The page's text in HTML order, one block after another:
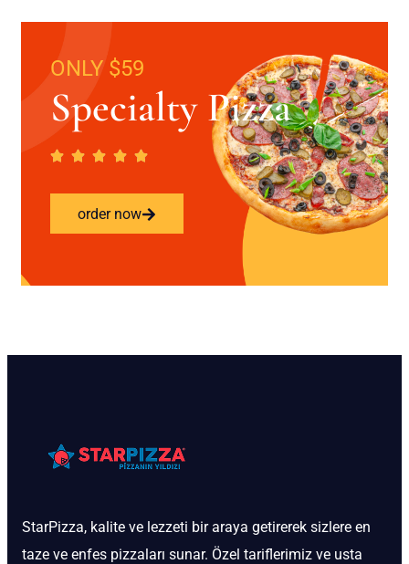
ONLY $59
Specialty Pizza
order now
StarPizza, kalite ve lezzeti bir araya getirerek sizlere en
taze ve enfes pizzaları sunar. Özel tariflerimiz ve usta